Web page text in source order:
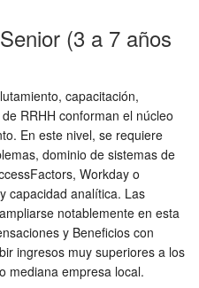
(3 a 7 años
capacitación,
RRHH conforman el núcleo
En este nivel, se requiere
dominio de sistemas de
Workday o
capacidad analítica. Las
notablemente en esta
y Beneficios con
ingresos muy superiores a los
mediana empresa local.